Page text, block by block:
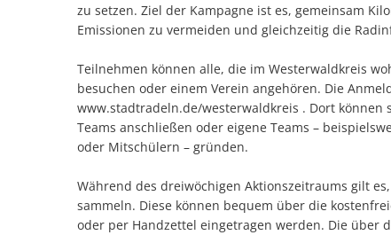
zu setzen. Ziel der Kampagne ist es, gemeinsam
Emissionen zu vermeiden und gleichzeitig die
Teilnehmen können alle, die im Westerwaldkreis
besuchen oder einem Verein angehören. Die
www.stadtradeln.de/westerwaldkreis . Dort können
Teams anschließen oder eigene Teams –
oder Mitschülern – gründen.
Während des dreiwöchigen Aktionszeitraums gilt
sammeln. Diese können bequem über die
oder per Handzettel eingetragen werden. Die über